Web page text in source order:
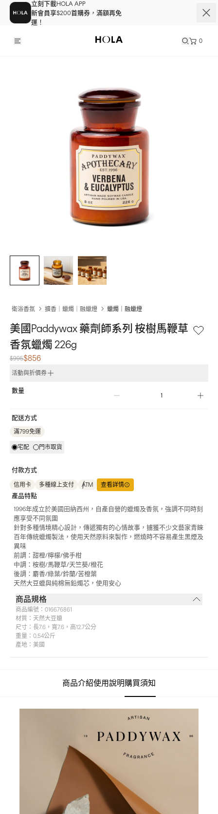
立刻下載HOLA APP
新會員享$200首購券，滿額再免
運！
0
衛浴香氛 擴香｜蠟燭｜融蠟燈 蠟燭｜融蠟燈
美國Paddywax 藥劑師系列 桉樹馬鞭草
香氛蠟燭 226g
$995$856
活動與折價券
數量
配送方式
滿799免運
宅配 門市取貨
付款方式
信用卡 多種線上支付 ATM 查看詳情
產品特點
1996年成立於美國田納西州，自產自營的蠟燭及香氛，強調不同時刻
應享受不同氛圍
針對多種情境精心設計，傳遞獨有的心情故事，擄獲不少文藝家青睞
百年傳統蠟燭製法，使用天然原料來製作，燃燒時不容易產生黑煙及
異味
前調：甜橙/檸檬/佛手柑
中調：桉樹/馬鞭草/天竺葵/橙花
後調：麝香/綠葉/鈴蘭/苦橙葉
天然大豆蠟與純棉無鉛燭芯，使用安心
商品規格
商品編號： 016676861
材質： 天然大豆蠟
尺寸： 長7.6，寬7.6，高12.7公分
重量： 0.54公斤
產地： 美國
商品介紹使用說明購買須知